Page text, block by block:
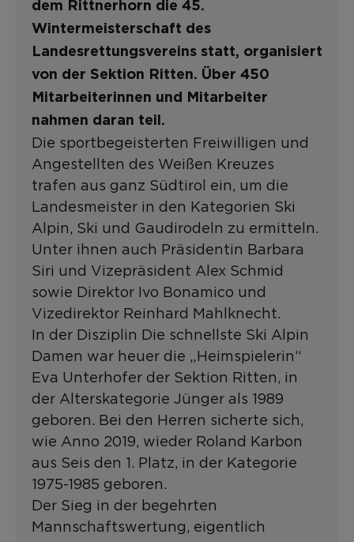
dem Rittnerhorn die 45.
Wintermeisterschaft des
Landesrettungsvereins statt, organisiert
von der Sektion Ritten. Über 450
Mitarbeiterinnen und Mitarbeiter
nahmen daran teil.
Die sportbegeisterten Freiwilligen und
Angestellten des Weißen Kreuzes
trafen aus ganz Südtirol ein, um die
Landesmeister in den Kategorien Ski
Alpin, Ski und Gaudirodeln zu ermitteln.
Unter ihnen auch Präsidentin Barbara
Siri und Vizepräsident Alex Schmid
sowie Direktor Ivo Bonamico und
Vizedirektor Reinhard Mahlknecht.
In der Disziplin Die schnellste Ski Alpin
Damen war heuer die „Heimspielerin“
Eva Unterhofer der Sektion Ritten, in
der Alterskategorie Jünger als 1989
geboren. Bei den Herren sicherte sich,
wie Anno 2019, wieder Roland Karbon
aus Seis den 1. Platz, in der Kategorie
1975-1985 geboren.
Der Sieg in der begehrten
Mannschaftswertung, eigentlich